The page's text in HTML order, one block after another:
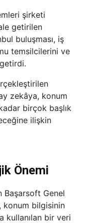
şirketi
getirilen
buluşması, iş
temsilcilerini ve
zekâya, konum
birçok başlık
ilişkin
Önemi
Başarsoft Genel
konum bilgisinin
kullanılan bir veri